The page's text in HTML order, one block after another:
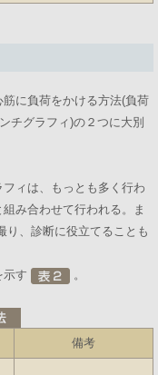
に負荷をかける方法(負荷
チグラフィ)の２つに大別
ィは、もっとも多く行わ
み合わせて行われる。ま
り、診断に役立てることも
示す
。
備考